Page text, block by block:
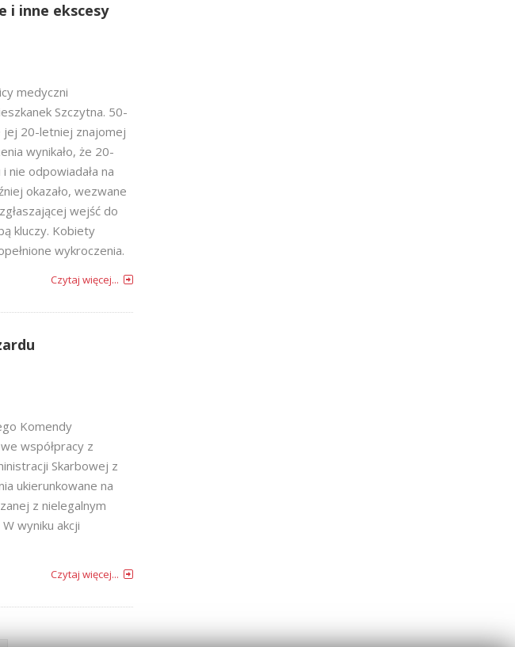
i inne ekscesy
medyczni
Szczytna. 50-
jej 20-letniej znajomej
wynikało, że 20-
nie odpowiadała na
okazało, wezwane
wejść do
kluczy. Kobiety
wykroczenia.
Czytaj więcej...
Komendy
współpracy z
Skarbowej z
ukierunkowane na
z nielegalnym
wyniku akcji
Czytaj więcej...